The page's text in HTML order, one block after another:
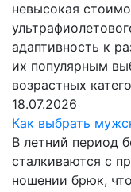
невысокая
адаптивность к
их популярным
возрастных
18.07.2026
Как выбрать
В летний период
сталкиваются с
ношении брюк, что